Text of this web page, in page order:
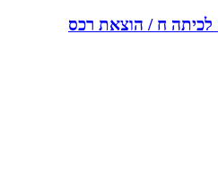
לכיתה ח / הוצאת רכס